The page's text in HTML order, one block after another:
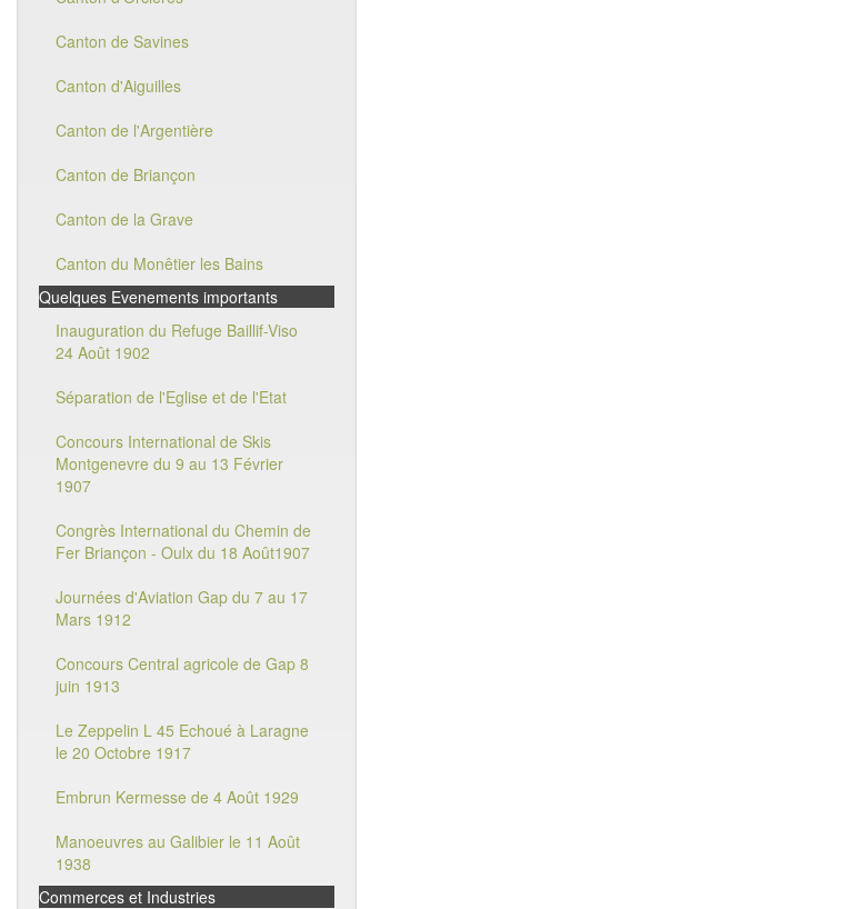
Canton de Savines
Canton d'Aiguilles
Canton de l'Argentière
Canton de Briançon
Canton de la Grave
Canton du Monêtier les Bains
Quelques Evenements importants
Inauguration du Refuge Baillif-Viso
24 Août 1902
Séparation de l'Eglise et de l'Etat
Concours International de Skis
Montgenevre du 9 au 13 Février
1907
Congrès International du Chemin de
Fer Briançon - Oulx du 18 Août1907
Journées d'Aviation Gap du 7 au 17
Mars 1912
Concours Central agricole de Gap 8
juin 1913
Le Zeppelin L 45 Echoué à Laragne
le 20 Octobre 1917
Embrun Kermesse de 4 Août 1929
Manoeuvres au Galibier le 11 Août
1938
Commerces et Industries